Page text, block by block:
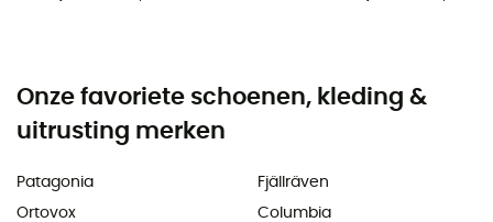
Onze favoriete schoenen, kleding &
uitrusting merken
Patagonia
Ortovox
Fjällräven
Columbia